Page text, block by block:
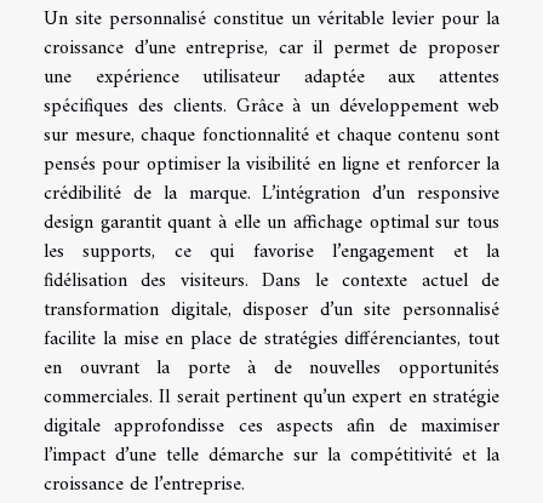
Un site personnalisé constitue un véritable levier pour la
croissance d’une entreprise, car il permet de proposer
une expérience utilisateur adaptée aux attentes
spécifiques des clients. Grâce à un développement web
sur mesure, chaque fonctionnalité et chaque contenu sont
pensés pour optimiser la visibilité en ligne et renforcer la
crédibilité de la marque. L’intégration d’un responsive
design garantit quant à elle un affichage optimal sur tous
les supports, ce qui favorise l’engagement et la
fidélisation des visiteurs. Dans le contexte actuel de
transformation digitale, disposer d’un site personnalisé
facilite la mise en place de stratégies différenciantes, tout
en ouvrant la porte à de nouvelles opportunités
commerciales. Il serait pertinent qu’un expert en stratégie
digitale approfondisse ces aspects afin de maximiser
l’impact d’une telle démarche sur la compétitivité et la
croissance de l’entreprise.